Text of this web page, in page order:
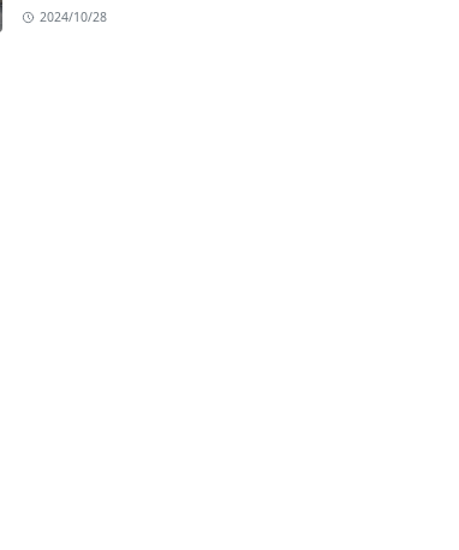
2024/10/28